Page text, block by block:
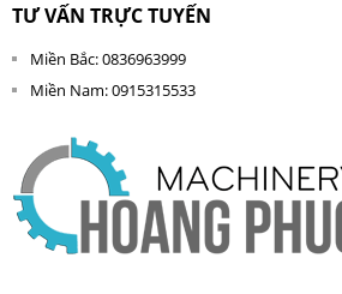
TƯ VẤN TRỰC TUYẾN
Miền Bắc: 0836963999
Miền Nam: 0915315533